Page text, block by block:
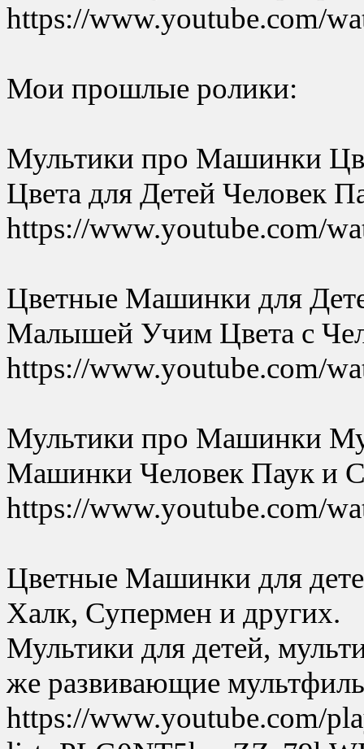
https://www.youtube.com/
Мои прошлые ролики:
Мультики про Машинки
Цвета для Детей Человек
https://www.youtube.com/
Цветные Машинки для
Малышей Учим Цвета с
https://www.youtube.com/
Мультики про Машинки
Машинки Человек Паук и
https://www.youtube.com/
Цветные Машинки для
Халк, Супермен и других.
Мультики для детей,
же развивающие
https://www.youtube.com/